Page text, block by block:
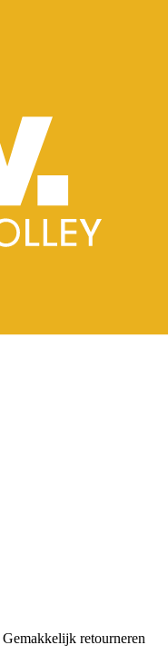
Gemakkelijk retourneren